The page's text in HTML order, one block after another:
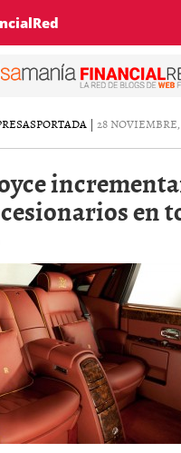
PORTADA | 28
en